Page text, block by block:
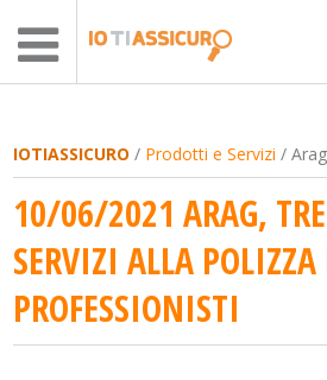
IOTIASSICURO / Prodotti e Servizi / Arag, tre
10/06/2021 ARAG,
SERVIZI ALLA POLIZZA
PROFESSIONISTI